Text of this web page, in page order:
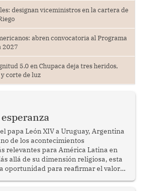
designan viceministros en la cartera de
abren convocatoria al Programa
2027
5.0 en Chupaca deja tres heridos,
corte de luz
papa León XIV a Uruguay, Argentina
de los acontecimientos
relevantes para América Latina en
allá de su dimensión religiosa, esta
oportunidad para reafirmar el valor